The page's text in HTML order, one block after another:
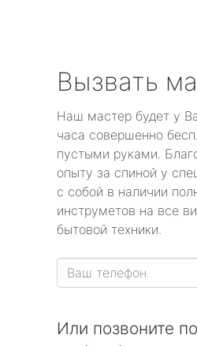
Вызвать
Наш мастер будет у
часа совершенно
пустыми руками.
опыту за спиной у
с собой в наличии
инструметов на все
бытовой техники.
Или позвоните